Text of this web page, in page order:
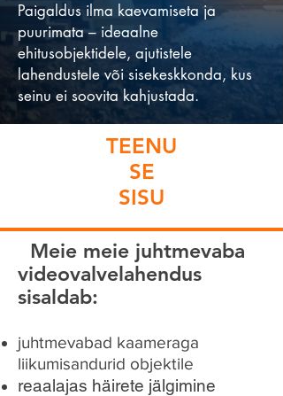
Paigaldus ilma kaevamiseta ja
puurimata – ideaalne
ehitusobjektidele, ajutistele
lahendustele või sisekeskkonda, kus
seinu ei soovita kahjustada.
TEENU
SE
SISU
Meie meie juhtmevaba
videovalvelahendus
sisaldab:
juhtmevabad kaameraga
liikumisandurid objektile
reaalajas häirete jälgimine